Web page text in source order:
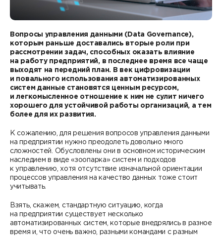
DATAREON ESB
Новости
Анонсы мероприятий
СМИ о нас
Образовательный марафон: ваш рывок к новым
знаниям
Учебные курсы DATAREON
Техническая поддержка
Старт с Вендором
Партнеры
Партнерство с DATAREON
Партнеры DATAREON
Центр экспертизы
Статьи
Документация
Книги DATAREON
Вебинары
Вопросы управления данными (Data Governance),
которым раньше доставались вторые роли при
рассмотрении задач, способных оказать влияние
на работу предприятий, в последнее время все чаще
выходят на передний план. В век цифровизации
и повального использования автоматизированных
систем данные становятся ценным ресурсом,
и легкомысленное отношение к ним не сулит ничего
хорошего для устойчивой работы организаций, а тем
более для их развития.
К сожалению, для решения вопросов управления данными
на предприятии нужно преодолеть довольно много
сложностей. Обусловлены они в основном историческим
наследием в виде «зоопарка» систем и подходов
к управлению, хотя отсутствие изначальной ориентации
процессов управления на качество данных тоже стоит
учитывать.
Взять, скажем, стандартную ситуацию, когда
на предприятии существует несколько
автоматизированных систем, которые внедрялись в разное
время и, что очень важно, разными командами с разным